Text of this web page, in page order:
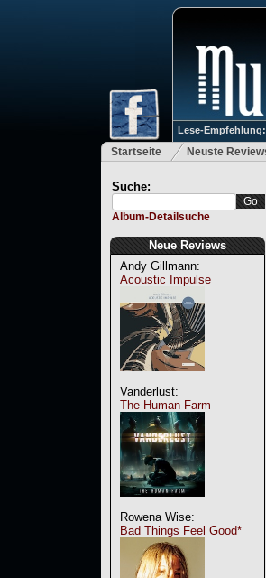
Lese-
Startseite Neuste
Suche:
Album-Detailsuche
Neue Reviews
Andy Gillmann:
Acoustic Impulse
Vanderlust:
The Human Farm
Rowena Wise:
Bad Things Feel Good*